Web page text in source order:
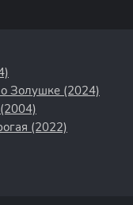
Золушке (2024)
(2022)